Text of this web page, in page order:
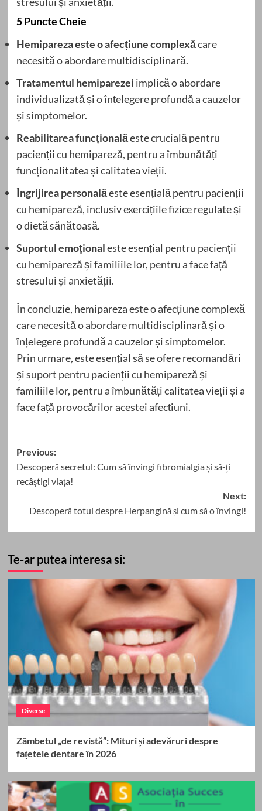
5 Puncte Cheie
Hemipareza este o afecțiune complexăcare
necesită o abordare multidisciplinară.
Tratamentul hemiparezei implică o abordare
individualizată și o înțelegere profundă a cauzelor
și simptomelor.
Reabilitarea funcționalăeste crucială pentru
pacienții cu hemipareză, pentru a îmbunătăți
funcționalitatea și calitatea vieții.
Îngrijirea personalăeste esențială pentru pacienții
cu hemipareză, inclusiv exercițiile fizice regulate și
o dietă sănătoasă.
Suportul emoționaleste esențial pentru pacienții
cu hemipareză și familiile lor, pentru a face față
stresului și anxietății.
În concluzie, hemipareza este o afecțiune complexă
care necesită o abordare multidisciplinară și o
înțelegere profundă a cauzelor și simptomelor.
Prin urmare, este esențial să se ofere recomandări
și suport pentru pacienții cu hemipareză și
familiile lor, pentru a îmbunătăți calitatea vieții și a
face față provocărilor acestei afecțiuni.
Post
navigation
Previous:
Descoperă secretul: Cum să învingi fibromialgia și să-ți
recâștigi viața!
Next:
Descoperă totul despre Herpangină și cum să o învingi!
Te-ar putea interesa si:
Diverse
Zâmbetul „de revistă”: Mituri și adevăruri despre
fațetele dentare în 2026